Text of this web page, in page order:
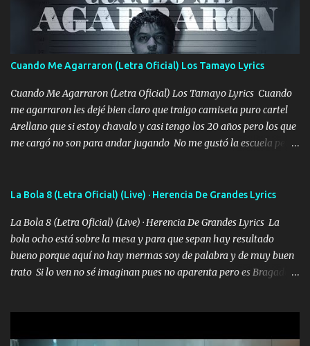
pasión en la troca tus labios besándome yo quitándote la ropa no
quiero que sea nunca con otra yo quiero llevarte a la Luna y si
quieres en ese momento te pido que seas mi esposa Chingada
madre no quiero dejar de tenerte no ayuda la p'uta loquera y al
chile quisiera ser menos de ti dependiente la pinche tristeza me
encierra princesa tu sabes que nunca saldras de mi mente Ella era
la peligro...
Cuando Me Agarraron (Letra Oficial) Los Tamayo Lyrics
Cuando Me Agarraron (Letra Oficial) Los Tamayo Lyrics Cuando
me agarraron les dejé bien claro que traigo camiseta puro cartel
Arellano que si estoy chavalo y casi tengo los 20 años pero los que
me cargó no son para andar jugando No me gustó la escuela pero
firme el legado que si como me llamó varios ya se han preguntado
fajado y mi R terciado me van a ver allá por TJ para un licenciado
mando un abrazo andamos al cien Choritas también Música
Ando en la colonia bien acelerado traigo un M2 que nunca me ha
fallado para mi compadre mandó un fuerte abrazo también al
lo que hablo Entre lob...
La Bola 8 (Letra Oficial) (Live) · Herencia De Grandes Lyrics
La Bola 8 (Letra Oficial) (Live) · Herencia De Grandes Lyrics La
bola ocho está sobre la mesa y para que sepan hay resultado
bueno porque aquí no hay mermas soy de palabra y de muy buen
trato Si lo ven no sé imaginan pues no aparenta pero es Bragado a
ver solo más no ando solo ai ta el aparato con cargador extendido